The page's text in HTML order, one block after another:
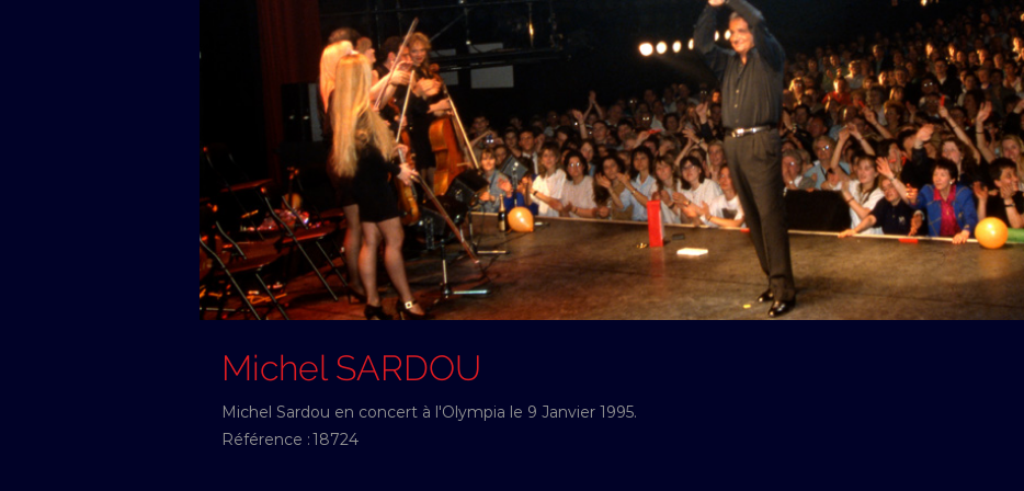
Michel SARDOU
Michel Sardou en concert à l'Olympia le 9 Janvier 1995.
Référence :18724